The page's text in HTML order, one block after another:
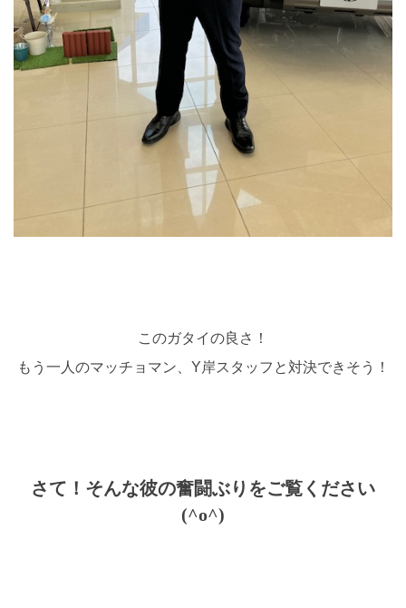
このガタイの良さ！
もう一人のマッチョマン、Y岸スタッフと対決できそう！
さて！そんな彼の奮闘ぶりをご覧ください
(^o^)